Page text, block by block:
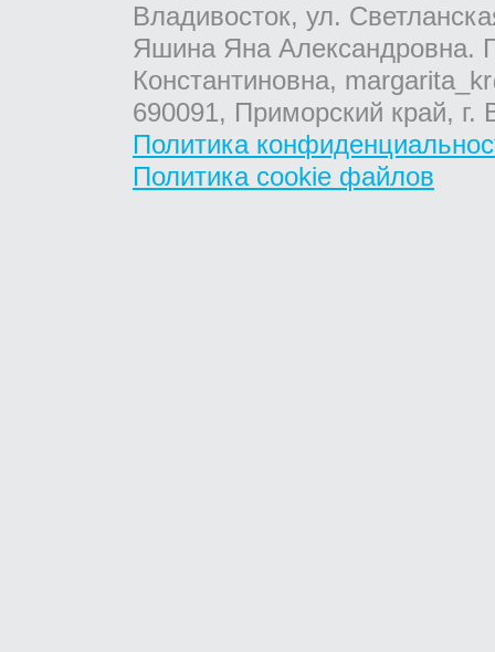
Владивосток, ул.
Яшина Яна Александровна.
Константиновна,
690091, Приморский край,
Политика
Политика cookie файлов